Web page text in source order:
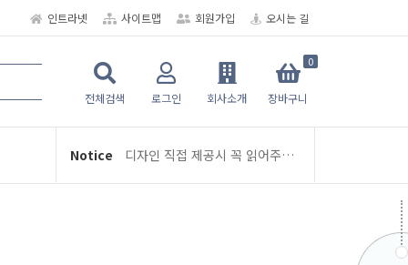
인트라넷 사이트맵 회원가입 오시는 길
★ 6공 다이어리/디자인/인덱스 뉴-스터디플래
전체검색 로그인 회사소개 장바구니
0
Notice
여름휴가 휴무 안내 (8/3 ~ 8/5)
디자인 직접 제공시 꼭 읽어주세요
학교인쇄통 주문 및 제작 관련 안내
2026년 2월 배송 일정